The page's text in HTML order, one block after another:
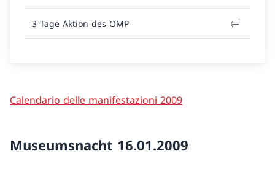
Calendario delle manifestazioni 2009
Museumsnacht 16.01.2009
3 Tage Aktion des OMP